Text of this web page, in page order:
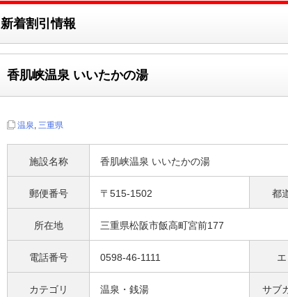
新着割引情報
香肌峡温泉 いいたかの湯
温泉, 三重県
施設名称 香肌峡温泉 いいたかの湯
郵便番号 〒515-1502 都
所在地 三重県松阪市飯高町宮前177
電話番号 0598-46-1111
カテゴリ 温泉・銭湯 サブ